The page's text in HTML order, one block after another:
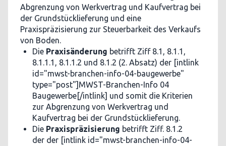
Abgrenzung von Werkvertrag und Kaufvertrag bei
der Grundstücklieferung und eine
Praxispräzisierung zur Steuerbarkeit des Verkaufs
von Boden.
Die Praxisänderung betrifft Ziff 8.1, 8.1.1,
8.1.1.1, 8.1.1.2 und 8.1.2 (2. Absatz) der [intlink
id="mwst-branchen-info-04-baugewerbe"
type="post"]MWST-Branchen-Info 04
Baugewerbe[/intlink] und somit die Kriterien
zur Abgrenzung von Werkvertrag und
Kaufvertrag bei der Grundstücklieferung.
Die Praxispräzisierung betrifft Ziff. 8.1.2
der der [intlink id="mwst-branchen-info-04-